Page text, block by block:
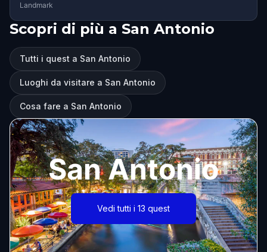
Landmark
Scopri di più a San Antonio
Tutti i quest a San Antonio
Luoghi da visitare a San Antonio
Cosa fare a San Antonio
San Antonio
Vedi tutti i 13 quest